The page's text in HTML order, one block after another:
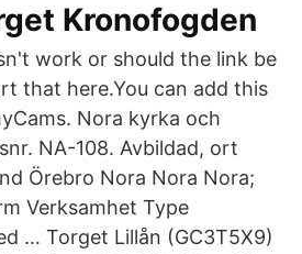
Kronofogden
work or should the link be
that here.You can add this
Nora kyrka och
NA-108. Avbildad, ort
Örebro Nora Nora Nora;
Verksamhet Type
… Torget Lillån (GC3T5X9)